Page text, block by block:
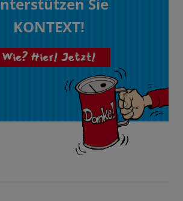
Sie
KONTEXT!
Wie? Hier! Jetzt!